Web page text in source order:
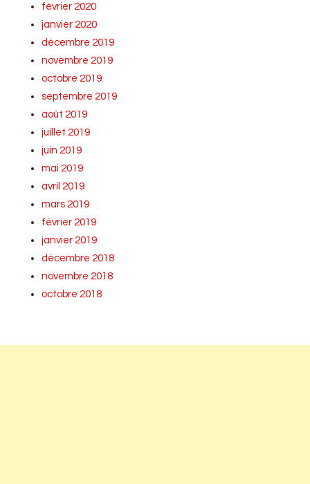
février 2020
janvier 2020
décembre 2019
novembre 2019
octobre 2019
septembre 2019
août 2019
juillet 2019
juin 2019
mai 2019
avril 2019
mars 2019
février 2019
janvier 2019
décembre 2018
novembre 2018
octobre 2018